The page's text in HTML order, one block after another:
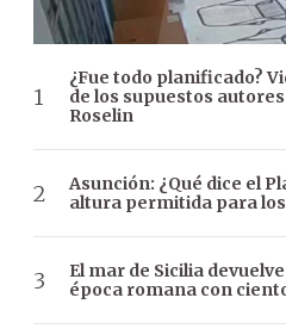
¿Fue todo planificado?
de los supuestos
Roselin
Asunción: ¿Qué dice el
altura permitida para
El mar de Sicilia
época romana con